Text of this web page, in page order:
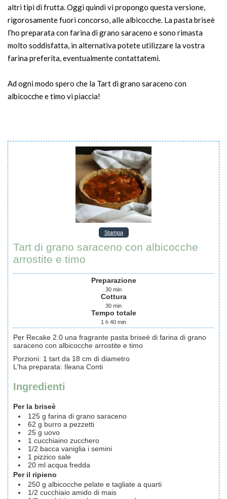
altri tipi di frutta. Oggi quindi vi propongo questa versione,
rigorosamente fuori concorso, alle albicocche. La pasta briseè
l’ho preparata con farina di grano saraceno e sono rimasta
molto soddisfatta, in alternativa potete utilizzare la vostra
farina preferita, eventualmente contattatemi.
Ad ogni modo spero che la Tart di grano saraceno con
albicocche e timo vi piaccia!
Stampa
Tart di grano saraceno con albicocche
arrostite e timo
Preparazione
30 min
Cottura
30 min
Tempo totale
1 h 40 min
Per Recake 2.0 una fragrante pasta briseè di farina di grano
saraceno con albicocche arrostite e timo
Porzioni: 1 tart da 18 cm di diametro
L'ha preparata: Ileana Conti
Ingredienti
Per la briseè
125 g farina di grano saraceno
62 g burro a pezzetti
25 g uovo
1 cucchiaino zucchero
1/2 bacca vaniglia i semini
1 pizzico sale
20 ml acqua fredda
Per il ripieno
250 g albicocche pelate e tagliate a quarti
1/2 cucchiaio amido di mais